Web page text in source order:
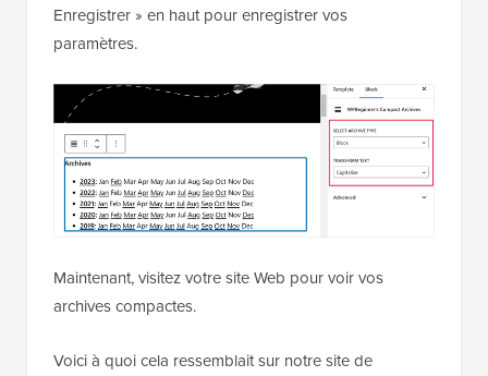
Enregistrer » en haut pour enregistrer vos
paramètres.
Maintenant, visitez votre site Web pour voir vos
archives compactes.
Voici à quoi cela ressemblait sur notre site de